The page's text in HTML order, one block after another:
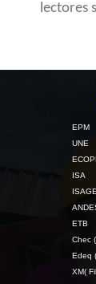
lectores
EPM
UNE
ISA
ETB
Chec
Edeq
XM(